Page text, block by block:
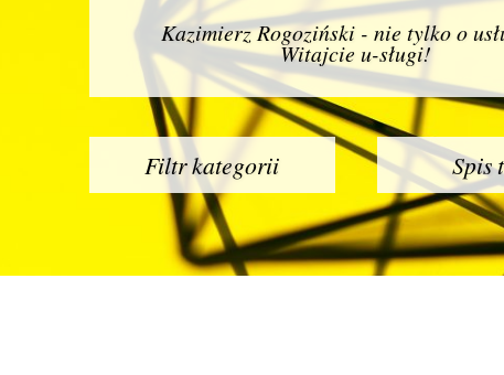
Kazimierz Rogoziński - nie tylko o
Witajcie u-sługi!
Filtr kategorii Spis